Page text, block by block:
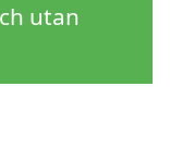
utan